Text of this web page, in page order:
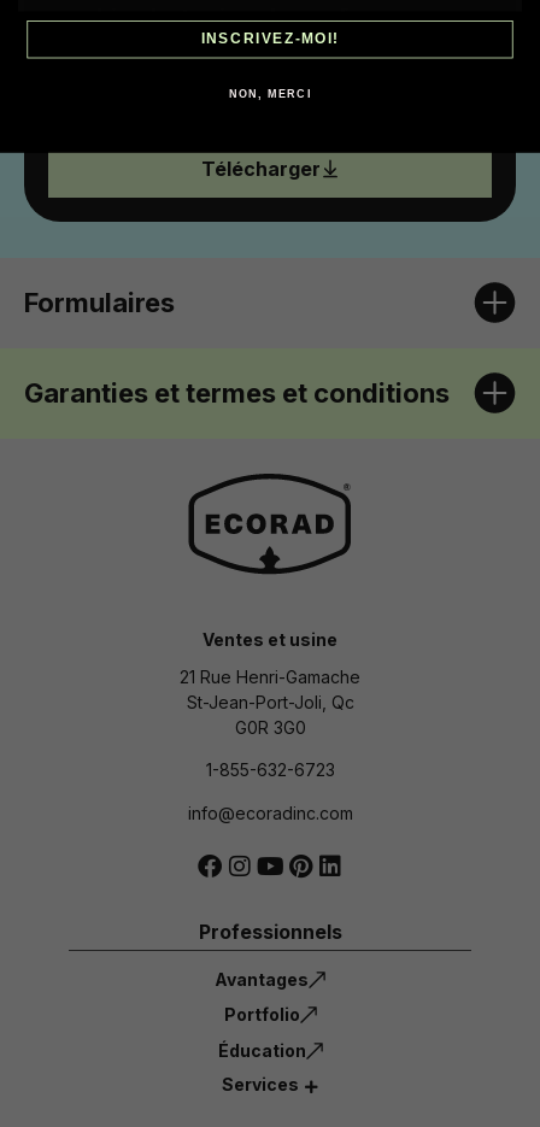
populaires,les tensions, le remplissage,
l’élément, le dispositif de sécurité et d’autres
en fonte électrifiés par ECORAD.
Télécharger
Formulaires
Garanties et termes et conditions
Ventes et usine
21 Rue Henri-Gamache
St-Jean-Port-Joli, Qc
G0R 3G0
1-855-632-6723
info@ecoradinc.com
Professionnels
Avantages
Portfolio
Éducation
Services
INSCRIVEZ-MOI!
NON, MERCI